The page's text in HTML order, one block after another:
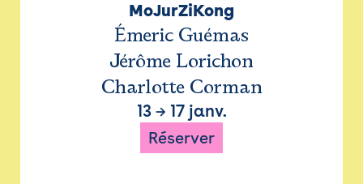
MoJurZiKong
Émeric Guémas
Jérôme Lorichon
Charlotte Corman
13→ 17 janv.
Réserver